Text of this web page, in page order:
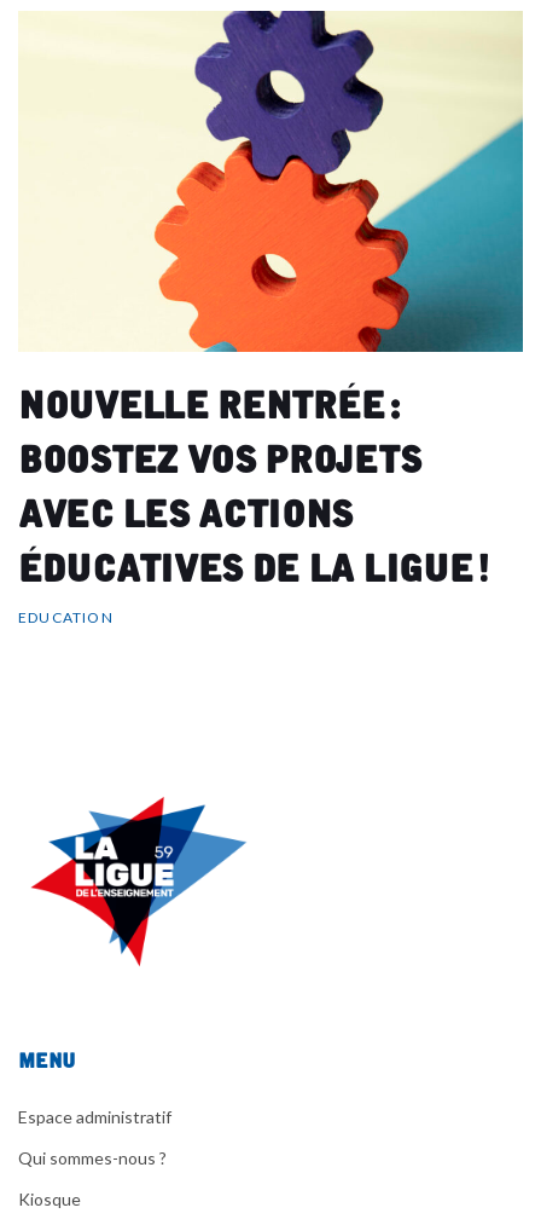
Nouvelle rentrée :
Boostez vos projets
avec les actions
éducatives de la Ligue !
EDUCATION
Menu
Espace administratif
Qui sommes-nous ?
Kiosque